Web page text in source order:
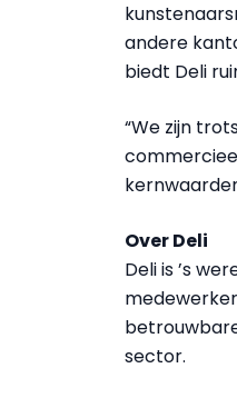
andere
biedt Deli
“We zijn
Over Deli
Deli is ’s
sector.